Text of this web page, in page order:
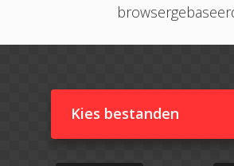
Kies bestanden